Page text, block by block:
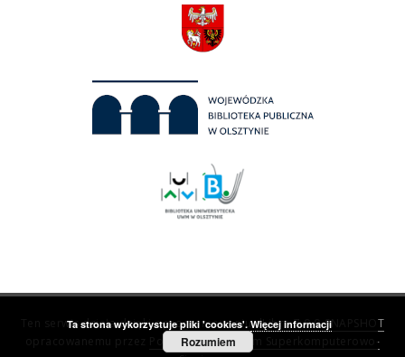
Ten serwis działa dzięki oprogramowaniudLibra 7.0.0-SNAPSHOT
Poznańskie Centrum Superkomputerowo-
Ta strona wykorzystuje pliki 'cookies'. Więcej informacji
Rozumiem